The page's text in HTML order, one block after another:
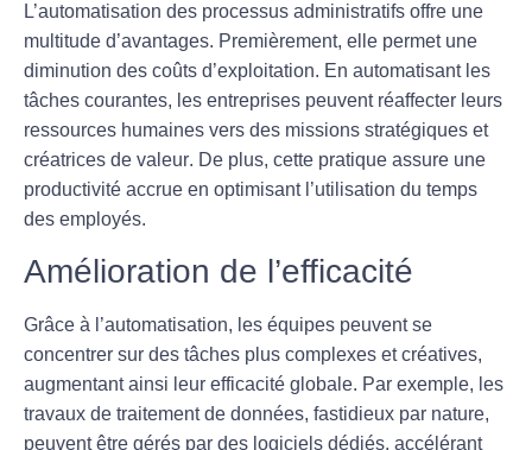
L’automatisation des processus administratifs offre une
multitude d’avantages. Premièrement, elle permet une
diminution des coûts d’exploitation. En automatisant les
tâches courantes, les entreprises peuvent réaffecter leurs
ressources humaines vers des missions stratégiques et
créatrices de valeur. De plus, cette pratique assure une
productivité accrue en optimisant l’utilisation du temps
des employés.
Amélioration de l’efficacité
Grâce à l’automatisation, les équipes peuvent se
concentrer sur des tâches plus complexes et créatives,
augmentant ainsi leur efficacité globale. Par exemple, les
travaux de traitement de données, fastidieux par nature,
peuvent être gérés par des logiciels dédiés, accélérant